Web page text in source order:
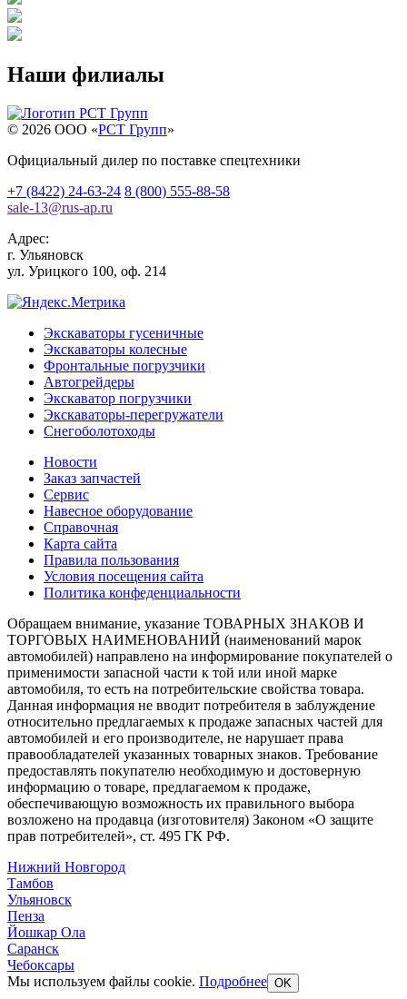
Наши филиалы
© 2026 OOO «РСТ Групп»
Официальный дилер по поставке спецтехники
+7 (8422) 24-63-24 8 (800) 555-88-58
sale-13@rus-ap.ru
Адрес:
г. Ульяновск
ул. Урицкого 100, оф. 214
Экскаваторы гусеничные
Экскаваторы колесные
Фронтальные погрузчики
Автогрейдеры
Экскаватор погрузчики
Экскаваторы-перегружатели
Снегоболотоходы
Новости
Заказ запчастей
Сервис
Навесное оборудование
Справочная
Карта сайта
Правила пользования
Условия посещения сайта
Политика конфеденциальности
Обращаем внимание, указание ТОВАРНЫХ ЗНАКОВ И
ТОРГОВЫХ НАИМЕНОВАНИЙ (наименований марок
автомобилей) направлено на информирование покупателей о
применимости запасной части к той или иной марке
автомобиля, то есть на потребительские свойства товара.
Данная информация не вводит потребителя в заблуждение
относительно предлагаемых к продаже запасных частей для
автомобилей и его производителе, не нарушает права
правообладателей указанных товарных знаков. Требование
предоставлять покупателю необходимую и достоверную
информацию о товаре, предлагаемом к продаже,
обеспечивающую возможность их правильного выбора
возложено на продавца (изготовителя) Законом «О защите
прав потребителей», ст. 495 ГК РФ.
Нижний Новгород
Тамбов
Ульяновск
Пенза
Йошкар Ола
Саранск
Чебоксары
Мы используем файлы cookie. Подробнее OK